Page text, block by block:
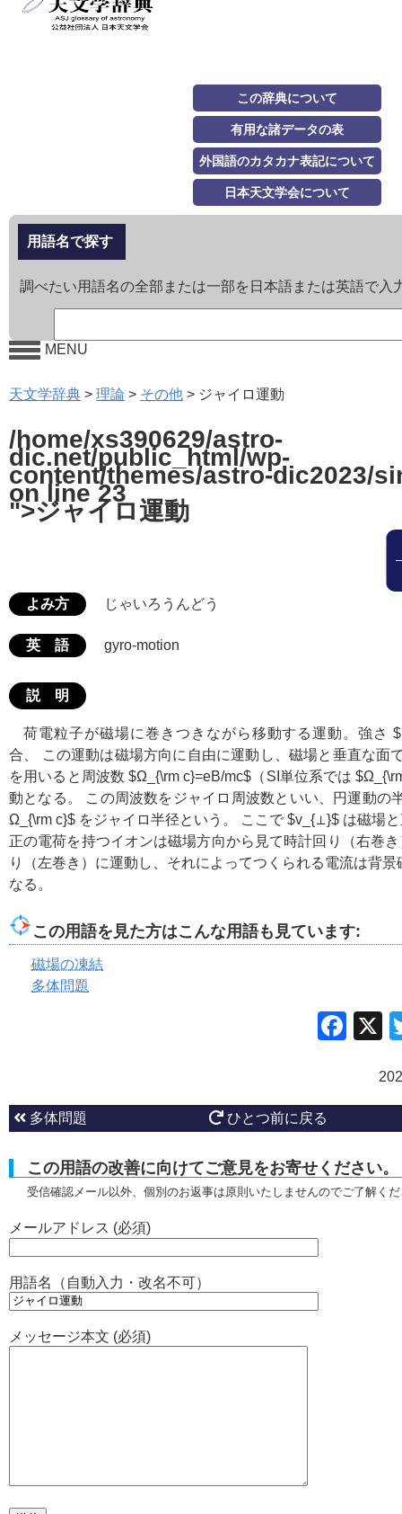
この辞典について
有用な諸データの表
外国語のカタカナ表記について
日本天文学会について
用語名で探す
調べたい用語名の全部または一部を日本語または英語で入
MENU
天文学辞典 > 理論 > その他 > ジャイロ運動
/home/xs390629/astro-
dic.net/public_html/wp-
content/themes/astro-dic2023/
on line 23
">ジャイロ運動
よみ方 じゃいろうんどう
英 語 gyro-motion
説 明
荷電粒子が磁場に巻きつきながら移動する運動。強さ
合、 この運動は磁場方向に自由に運動し、磁場と垂直な面
を用いると周波数$Ω_{\rm c}=eB/mc$ （SI単位系では
動となる。 この周波数をジャイロ周波数といい、円運動の
Ω_{\rm c}$ をジャイロ半径という。 ここで $v_{⊥}$ は磁場
正の電荷を持つイオンは磁場方向から見て時計回り（右巻
り（左巻き）に運動し、それによってつくられる電流は背
なる。
この用語を見た方はこんな用語も見ています:
磁場の凍結
多体問題
多体問題 ひとつ前に戻る
この用語の改善に向けてご意見をお寄せください。
受信確認メール以外、個別のお返事は原則いたしませんのでご了解く
メールアドレス (必須)
用語名（自動入力・改名不可）
メッセージ本文 (必須)